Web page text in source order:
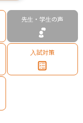
先生・学生の声
入試対策